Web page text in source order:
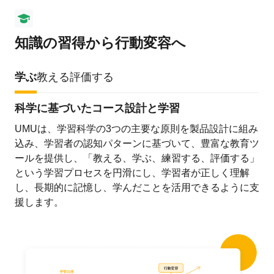
知識の習得から行動変容へ
学ぶ教える評価する
科学に基づいたコース設計と学習
UMUは、学習科学の3つの主要な原則を製品設計に組み
込み、学習者の認知パターンに基づいて、豊富な教育ツ
ールを提供し、「教える、学ぶ、練習する、評価する」
という学習プロセスを円滑にし、学習者が正しく理解
し、長期的に記憶し、学んだことを活用できるように支
援します。